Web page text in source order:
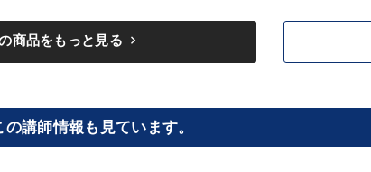
商品をもっと見る keyboard_arrow_right
講師情報も見ています。